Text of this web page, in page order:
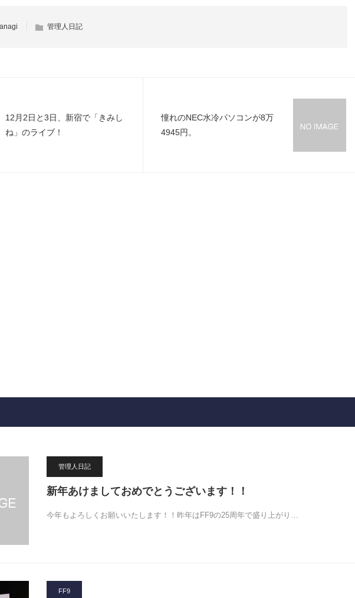
管理人日記
12月2日と3日、新宿で「きみし
ね」のライブ！
憧れのNEC水冷パソコンが8万
4945円。
管理人日記
新年あけましておめでとうございます！！
今年もよろしくお願いいたします！！昨年はFF9の25周年で盛り上がり…
FF9